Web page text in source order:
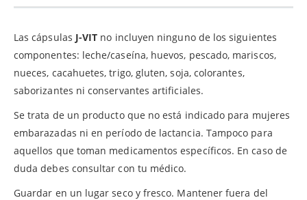
Las cápsulas J-VIT no incluyen ninguno de los siguientes
componentes: leche/caseína, huevos, pescado, mariscos,
nueces, cacahuetes, trigo, gluten, soja, colorantes,
saborizantes ni conservantes artificiales.
Se trata de un producto que no está indicado para mujeres
embarazadas ni en período de lactancia. Tampoco para
aquellos que toman medicamentos específicos. En caso de
duda debes consultar con tu médico.
Guardar en un lugar seco y fresco. Mantener fuera del